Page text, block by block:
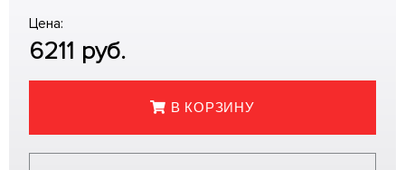
Цена:
6211 руб.
В КОРЗИНУ